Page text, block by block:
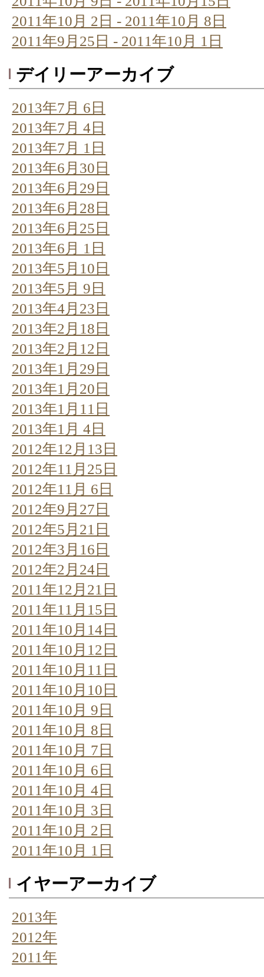
2011年10月 2日 - 2011年10月 8日
2011年9月25日 - 2011年10月 1日
デイリーアーカイブ
2013年7月 6日
2013年7月 4日
2013年7月 1日
2013年6月30日
2013年6月29日
2013年6月28日
2013年6月25日
2013年6月 1日
2013年5月10日
2013年5月 9日
2013年4月23日
2013年2月18日
2013年2月12日
2013年1月29日
2013年1月20日
2013年1月11日
2013年1月 4日
2012年12月13日
2012年11月25日
2012年11月 6日
2012年9月27日
2012年5月21日
2012年3月16日
2012年2月24日
2011年12月21日
2011年11月15日
2011年10月14日
2011年10月12日
2011年10月11日
2011年10月10日
2011年10月 9日
2011年10月 8日
2011年10月 7日
2011年10月 6日
2011年10月 4日
2011年10月 3日
2011年10月 2日
2011年10月 1日
イヤーアーカイブ
2013年
2012年
2011年